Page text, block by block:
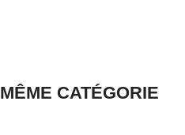
CATÉGORIE